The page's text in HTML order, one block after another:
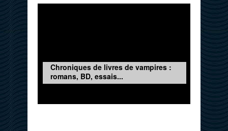
Chroniques de livres de vampires :
romans, BD, essais...